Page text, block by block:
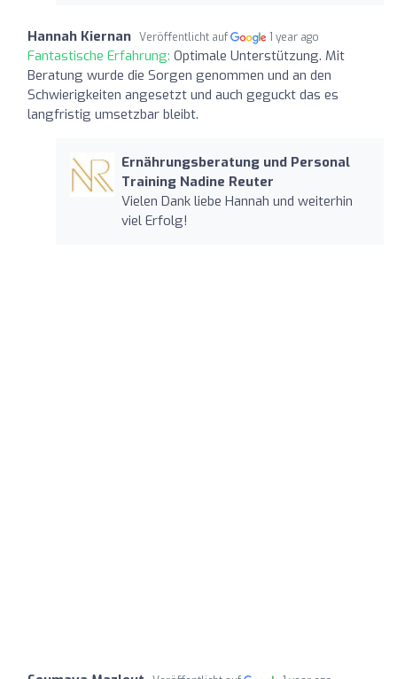
Hannah Kiernan Veröffentlicht auf 1 year ago
Fantastische Erfahrung: Optimale Unterstützung. Mit
Beratung wurde die Sorgen genommen und an den
Schwierigkeiten angesetzt und auch geguckt das es
langfristig umsetzbar bleibt.
Ernährungsberatung und Personal
Training Nadine Reuter
Vielen Dank liebe Hannah und weiterhin
viel Erfolg!